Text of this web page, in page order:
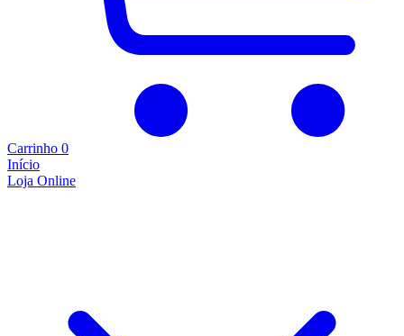
Carrinho 0
Início
Loja Online